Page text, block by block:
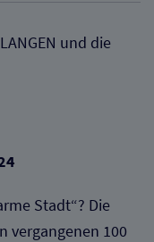
Stadt“? Die
vergangenen 100